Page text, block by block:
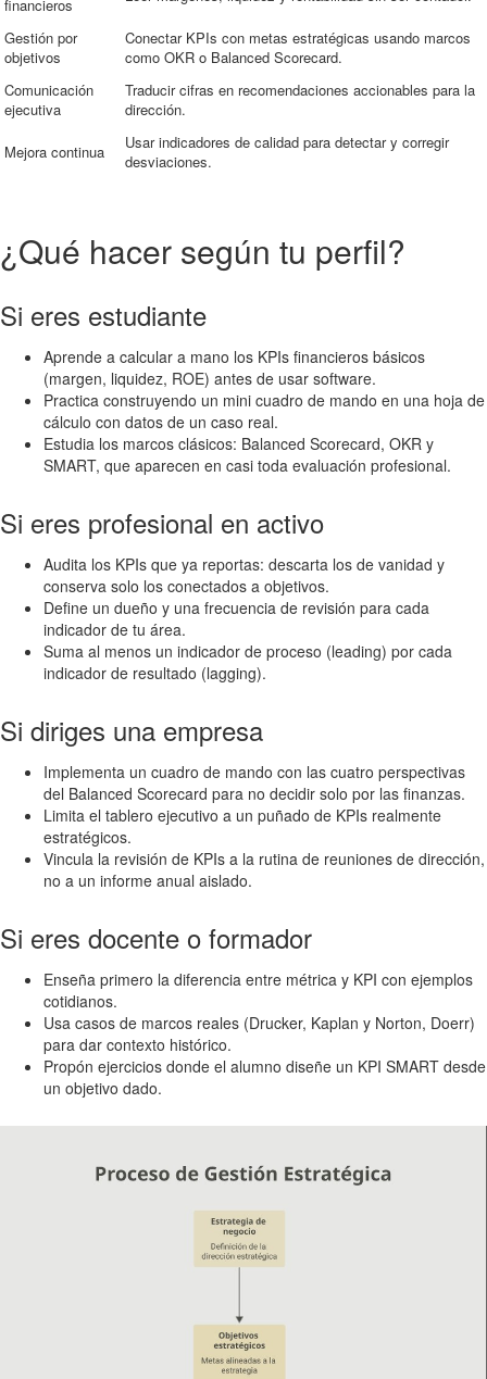
financieros
Gestión por
objetivos
Conectar KPIs con metas estratégicas usando marcos
como OKR o Balanced Scorecard.
Comunicación
ejecutiva
Traducir cifras en recomendaciones accionables para la
dirección.
Mejora continua
Usar indicadores de calidad para detectar y corregir
desviaciones.
¿Qué hacer según tu perfil?
Si eres estudiante
Aprende a calcular a mano los KPIs financieros básicos
(margen, liquidez, ROE) antes de usar software.
Practica construyendo un mini cuadro de mando en una hoja de
cálculo con datos de un caso real.
Estudia los marcos clásicos: Balanced Scorecard, OKR y
SMART, que aparecen en casi toda evaluación profesional.
Si eres profesional en activo
Audita los KPIs que ya reportas: descarta los de vanidad y
conserva solo los conectados a objetivos.
Define un dueño y una frecuencia de revisión para cada
indicador de tu área.
Suma al menos un indicador de proceso (leading) por cada
indicador de resultado (lagging).
Si diriges una empresa
Implementa un cuadro de mando con las cuatro perspectivas
del Balanced Scorecard para no decidir solo por las finanzas.
Limita el tablero ejecutivo a un puñado de KPIs realmente
estratégicos.
Vincula la revisión de KPIs a la rutina de reuniones de dirección,
no a un informe anual aislado.
Si eres docente o formador
Enseña primero la diferencia entre métrica y KPI con ejemplos
cotidianos.
Usa casos de marcos reales (Drucker, Kaplan y Norton, Doerr)
para dar contexto histórico.
Propón ejercicios donde el alumno diseñe un KPI SMART desde
un objetivo dado.